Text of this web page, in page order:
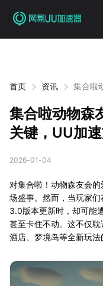
首页 资讯
集合啦
集合啦动物森
关键，UU加
2026-01-04
对集合啦！动物森友会
场盛事。然而，当玩家
3.0版本更新时，却可能
甚至卡住不动。这不仅
酒店、梦境岛等全新玩法